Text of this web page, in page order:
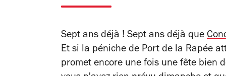
Sept ans déjà ! Sept ans déjà que
Et si la péniche de Port de la Rapée
promet encore une fois une fête bien